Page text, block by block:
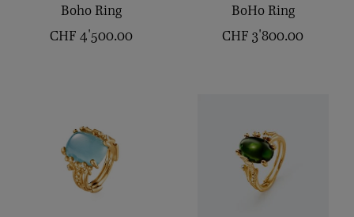
Boho Ring
CHF 4'500.00
BoHo Ring
CHF 3'800.00